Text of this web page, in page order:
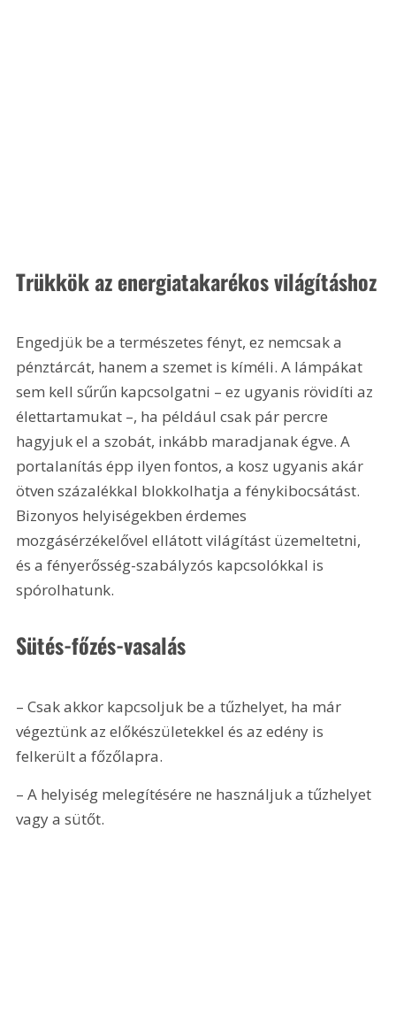
Trükkök az energiatakarékos világításhoz
Engedjük be a természetes fényt, ez nemcsak a
pénztárcát, hanem a szemet is kíméli. A lámpákat
sem kell sűrűn kapcsolgatni – ez ugyanis rövidíti az
élettartamukat –, ha például csak pár percre
hagyjuk el a szobát, inkább maradjanak égve. A
portalanítás épp ilyen fontos, a kosz ugyanis akár
ötven százalékkal blokkolhatja a fénykibocsátást.
Bizonyos helyiségekben érdemes
mozgásérzékelővel ellátott világítást üzemeltetni,
és a fényerősség-szabályzós kapcsolókkal is
spórolhatunk.
Sütés-főzés-vasalás
– Csak akkor kapcsoljuk be a tűzhelyet, ha már
végeztünk az előkészületekkel és az edény is
felkerült a főzőlapra.
– A helyiség melegítésére ne használjuk a tűzhelyet
vagy a sütőt.